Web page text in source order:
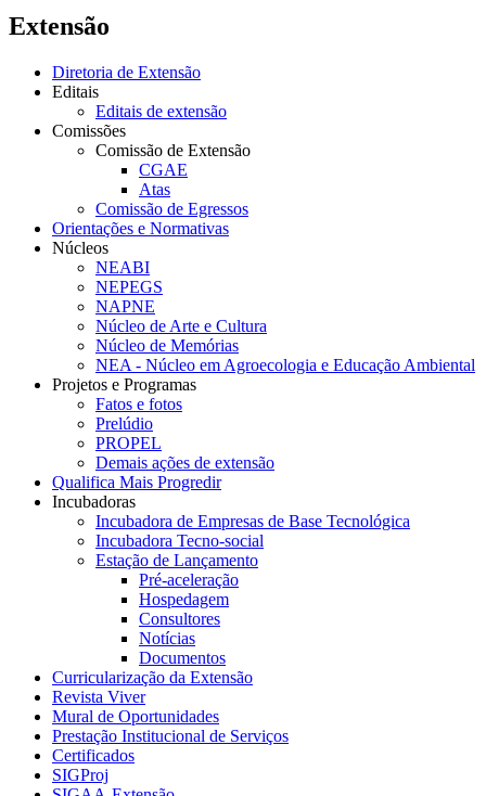
Extensão
Diretoria de Extensão
Editais
Editais de extensão
Comissões
Comissão de Extensão
CGAE
Atas
Comissão de Egressos
Orientações e Normativas
Núcleos
NEABI
NEPEGS
NAPNE
Núcleo de Arte e Cultura
Núcleo de Memórias
NEA - Núcleo em Agroecologia e Educação Ambiental
Projetos e Programas
Fatos e fotos
Prelúdio
PROPEL
Demais ações de extensão
Qualifica Mais Progredir
Incubadoras
Incubadora de Empresas de Base Tecnológica
Incubadora Tecno-social
Estação de Lançamento
Pré-aceleração
Hospedagem
Consultores
Notícias
Documentos
Curricularização da Extensão
Revista Viver
Mural de Oportunidades
Prestação Institucional de Serviços
Certificados
SIGProj